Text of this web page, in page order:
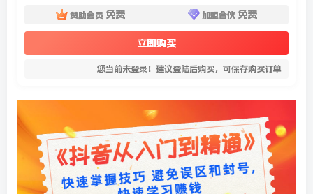
赞助会员 免费 加盟合伙 免费
立即购买
您当前未登录！建议登陆后购买，可保存购买订单